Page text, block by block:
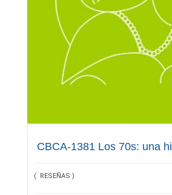
CBCA-1381 Los 70s: una
( RESEÑAS )